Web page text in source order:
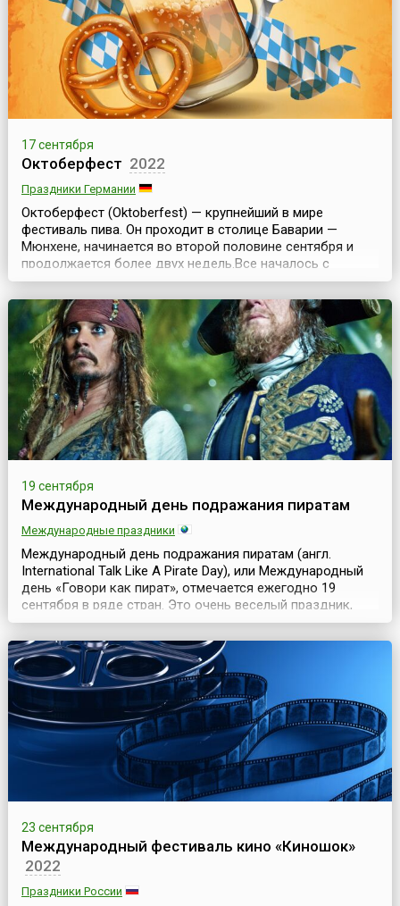
17 сентября
Октоберфест 2022
Праздники Германии
Октоберфест (Oktoberfest) — крупнейший в мире
фестиваль пива. Он проходит в столице Баварии —
Мюнхене, начинается во второй половине сентября и
продолжается более двух недель.Все началось с
бракосочетания Баварского наследника престола,
кронпринца Людвига I и принцессы Терезы Саксонской.
12 октября 1810 года, в день, когда состоялась их
свадьба, на праздничные гуляния были приглашены все
жител...
19 сентября
Международный день подражания пиратам
Международные праздники
Международный день подражания пиратам (англ.
International Talk Like A Pirate Day), или Международный
день «Говори как пират», отмечается ежегодно 19
сентября в ряде стран. Это очень веселый праздник,
когда люди подражают разговору пиратов, а некоторые
любители при этом даже наряжаются в пиратские
костюмы.Идея создания и, так сказать, концепция
данного праздника принадлежит американцам Джону
Б...
23 сентября
Международный фестиваль кино «Киношок»
2022
Праздники России